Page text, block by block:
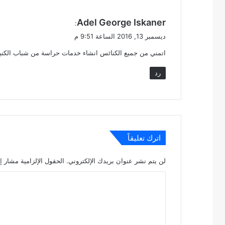
ي
ل
Adel George Iskaner
:
ديسمبر 13, 2016 الساعة 9:51 م
اتمني من جميع الكنائس انشاء خدمات حراسة من شباب
رد
اترك تعليقاً
لن يتم نشر عنوان بريدك الإلكتروني. الحقول الإلزامية مشار